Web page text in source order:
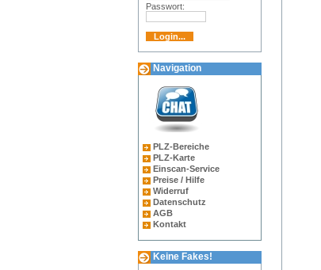
Passwort:
Navigation
PLZ-Bereiche
PLZ-Karte
Einscan-Service
Preise / Hilfe
Widerruf
Datenschutz
AGB
Kontakt
Keine Fakes!